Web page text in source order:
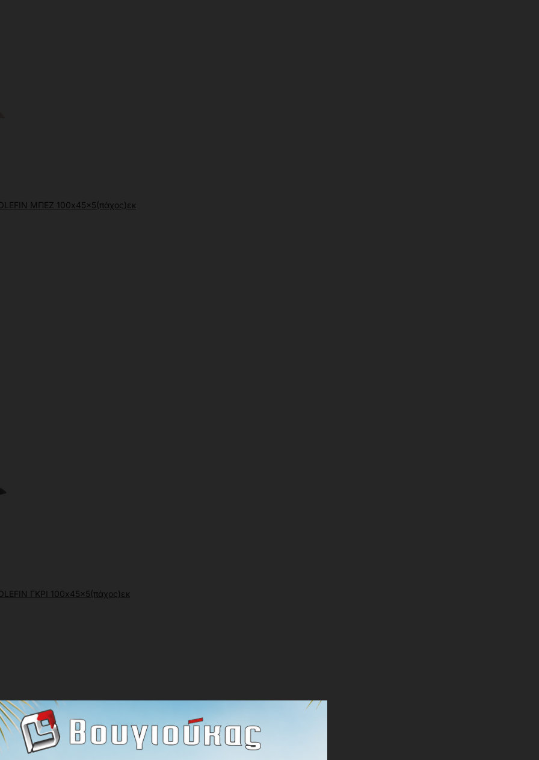
ΜΠΕΖ 100x45x5(πάχος)εκ
ΓΚΡΙ 100x45x5(πάχος)εκ